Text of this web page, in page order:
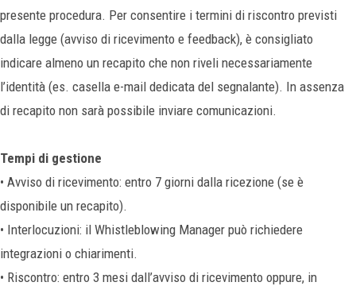
presente procedura. Per consentire i termini di riscontro previsti
dalla legge (avviso di ricevimento e feedback), è consigliato
indicare almeno un recapito che non riveli necessariamente
l’identità (es. casella e-mail dedicata del segnalante). In assenza
di recapito non sarà possibile inviare comunicazioni.
Tempi di gestione
• Avviso di ricevimento: entro 7 giorni dalla ricezione (se è
disponibile un recapito).
• Interlocuzioni: il Whistleblowing Manager può richiedere
integrazioni o chiarimenti.
• Riscontro: entro 3 mesi dall’avviso di ricevimento oppure, in